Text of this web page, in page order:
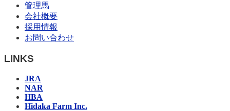
管理馬
会社概要
採用情報
お問い合わせ
LINKS
JRA
NAR
HBA
Hidaka Farm Inc.